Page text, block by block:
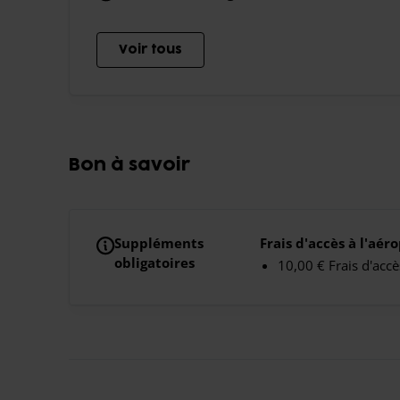
Voir tous
Bon à savoir
Suppléments
obligatoires
Frais d'accès à
10,00 € Frais